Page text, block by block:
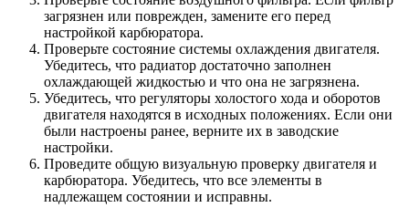
загрязнен или поврежден, замените его перед
настройкой карбюратора.
Проверьте состояние системы охлаждения двигателя.
Убедитесь, что радиатор достаточно заполнен
охлаждающей жидкостью и что она не загрязнена.
Убедитесь, что регуляторы холостого хода и оборотов
двигателя находятся в исходных положениях. Если они
были настроены ранее, верните их в заводские
настройки.
Проведите общую визуальную проверку двигателя и
карбюратора. Убедитесь, что все элементы в
надлежащем состоянии и исправны.